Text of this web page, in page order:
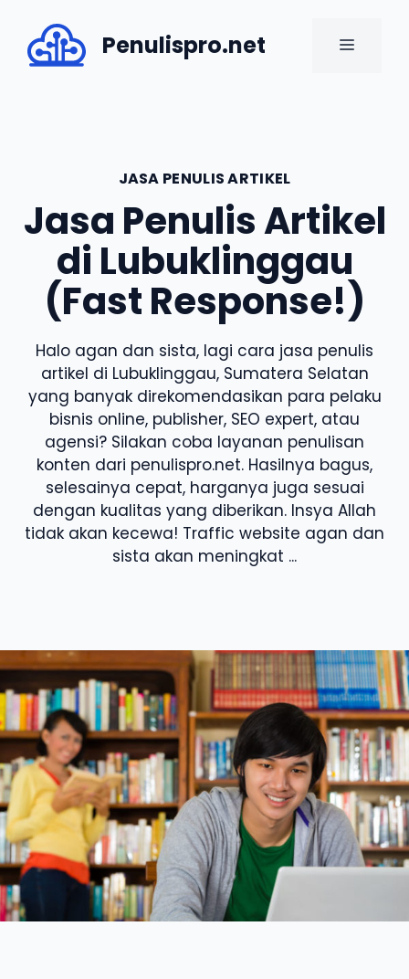
content
Penulispro.net MENU
JASA PENULIS ARTIKEL
Jasa Penulis Artikel
di Lubuklinggau
(Fast Response!)
Halo agan dan sista, lagi cara jasa penulis
artikel di Lubuklinggau, Sumatera Selatan
yang banyak direkomendasikan para pelaku
bisnis online, publisher, SEO expert, atau
agensi? Silakan coba layanan penulisan
konten dari penulispro.net. Hasilnya bagus,
selesainya cepat, harganya juga sesuai
dengan kualitas yang diberikan. Insya Allah
tidak akan kecewa! Traffic website agan dan
sista akan meningkat ...